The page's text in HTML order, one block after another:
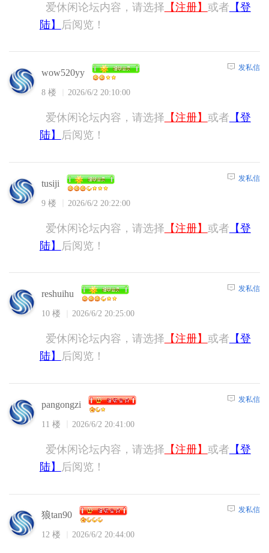
爱休闲论坛内容，请选择 【注册】 或者 【登
陆】
后阅览！
wow520yy
8 楼 2026/6/2 20:10:00
发私信
爱休闲论坛内容，请选择 【注册】 或者 【登
陆】
后阅览！
tusiji
9 楼 2026/6/2 20:22:00
发私信
爱休闲论坛内容，请选择 【注册】 或者 【登
陆】
后阅览！
reshuihu
10 楼 2026/6/2 20:25:00
发私信
爱休闲论坛内容，请选择 【注册】 或者 【登
陆】
后阅览！
pangongzi
11 楼 2026/6/2 20:41:00
发私信
爱休闲论坛内容，请选择 【注册】 或者 【登
陆】
后阅览！
狼tan90
12 楼 2026/6/2 20:44:00
发私信